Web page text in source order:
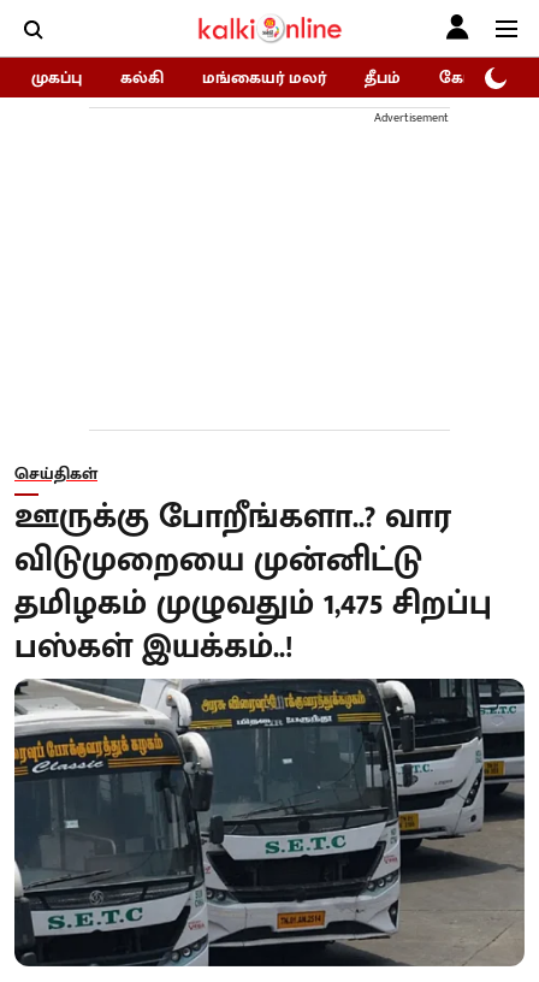
முகப்பு கல்கி மங்கையர் மலர் தீபம் கோகுலம்/
Advertisement
செய்திகள்
ஊருக்கு போறீங்களா..? வார
விடுமுறையை முன்னிட்டு
தமிழகம் முழுவதும் 1,475 சிறப்பு
பஸ்கள் இயக்கம்..!